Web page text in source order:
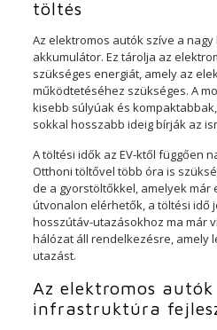
töltés
Az elektromos autók szíve a
akkumulátor. Ez tárolja az
szükséges energiát, amely az
működtetéséhez szükséges. A
kisebb súlyúak és
sokkal hosszabb ideig bírják az
A töltési idők az EV-ktől függően
Otthoni töltővel több óra is
de a gyorstöltőkkel, amelyek már
útvonalon elérhetők, a töltési idő
hosszútáv-utazásokhoz ma már
hálózat áll rendelkezésre, amely
utazást.
Az elektromos
infrastruktúra